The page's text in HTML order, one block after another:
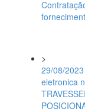
>
29/08/
eletronica